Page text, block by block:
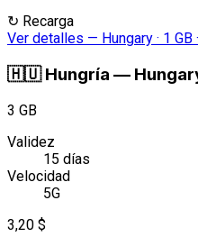
↻ Recarga
Ver detalles — Hungary · 1 GB
🇭🇺 Hungría —
3 GB
Validez
15 días
Velocidad
5G
3,20 $